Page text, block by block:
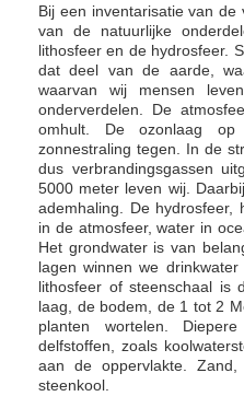
Bij een inventarisatie van
van de natuurlijke
lithosfeer en de hydrosfeer.
dat deel van de aarde,
waarvan wij mensen
onderverdelen. De
omhult. De ozonlaag
zonnestraling tegen. In de
dus verbrandingsgassen
5000 meter leven wij.
ademhaling. De hydrosfeer,
in de atmosfeer, water in
Het grondwater is van
lagen winnen we
lithosfeer of steenschaal is
laag, de bodem, de 1 tot 2
planten wortelen.
delfstoffen, zoals
aan de oppervlakte.
steenkool.